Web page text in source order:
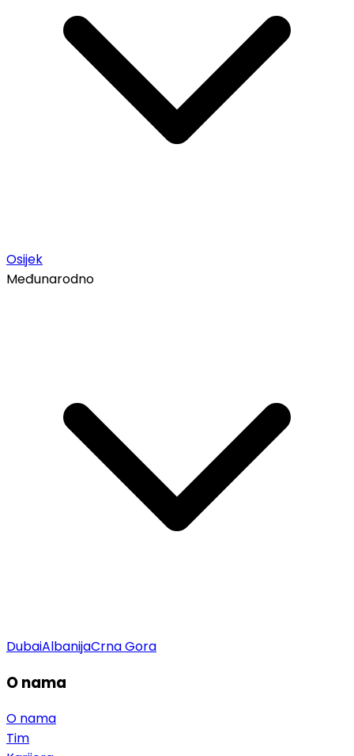
Osijek
Međunarodno
DubaiAlbanijaCrna Gora
O nama
O nama
Tim